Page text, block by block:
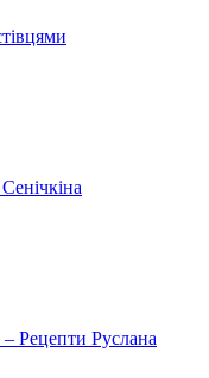
Рецепти Руслана